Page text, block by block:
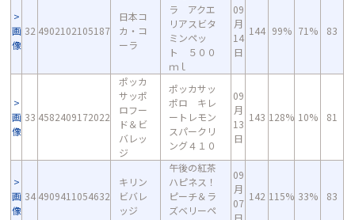
画
像
32 4902102105187
日本コ
カ・コ
ーラ
ラ アクエ
リアスビタ
ミンペッ
ト ５００
ｍｌ
09
月
14
日
144 99% 71% 83
画
像
33 4582409172022
ポッカ
サッポ
ロフー
ド＆ビ
バレッ
ジ
ポッカサッ
ポロ キレ
ートレモン
スパークリ
ング４１０
09
月
13
日
143 128% 10% 81
画
像
34 4909411054632
キリン
ビバレ
ッジ
午後の紅茶
ハピネス！
ピーチ＆ラ
ズベリーペ
09
月
07
日
142 115% 33% 83